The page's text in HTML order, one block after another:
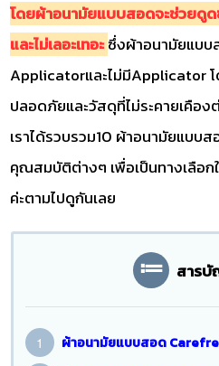
โดยผ้าอนามัยแบบสอดจะช่วยดูด
และไม่เลอะเทอะซึ่งผ้าอนามัยแบ
Applicatorและไม่มีApplicator
ปลอดภัยและวัสดุที่ไม่ระคายเคือ
เราได้รวบรวม10 ผ้าอนามัยแบบ
คุณสมบัติต่างๆ เพื่อเป็นทางเลือก
ค่ะตามไปดูกันเลย
สาร
ผ้าอนามัยแบบสอด